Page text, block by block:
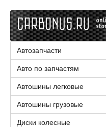
Автозапчасти
Авто по запчастям
Автошины легковые
Автошины грузовые
Диски колесные